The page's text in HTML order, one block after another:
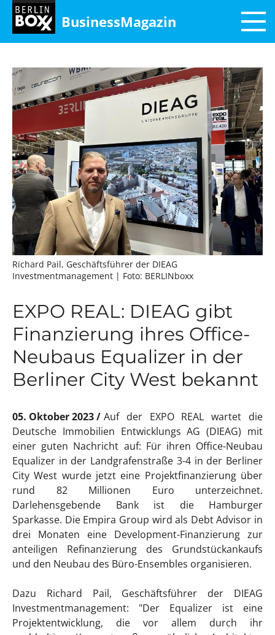
BusinessMagazin
Richard Pail, Geschäftsführer der DIEAG
Investmentmanagement | Foto: BERLINboxx
EXPO REAL: DIEAG gibt
Finanzierung ihres Office-
Neubaus Equalizer in der
Berliner City West bekannt
05. Oktober 2023
Auf der EXPO REAL wartet die
Deutsche Immobilien Entwicklungs AG (DIEAG) mit
einer guten Nachricht auf: Für ihren Office-Neubau
Equalizer in der Landgrafenstraße 3-4 in der Berliner
City West wurde jetzt eine Projektfinanzierung über
rund 82 Millionen Euro unterzeichnet.
Darlehensgebende Bank ist die Hamburger
Sparkasse. Die Empira Group wird als Debt Advisor in
drei Monaten eine Development-Finanzierung zur
anteiligen Refinanzierung des Grundstückankaufs
und den Neubau des Büro-Ensembles organisieren.
Dazu Richard Pail, Geschäftsführer der DIEAG
Investmentmanagement: "Der Equalizer ist eine
Projektentwicklung, die vor allem durch ihr